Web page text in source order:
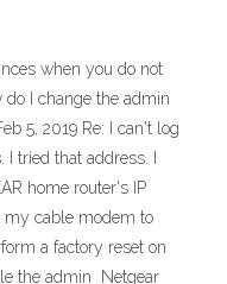
when you do not
do I change the admin
5, 2019 Re: I can't log
tried that address. I
home router's IP
my cable modem to
a factory reset on
the admin Netgear